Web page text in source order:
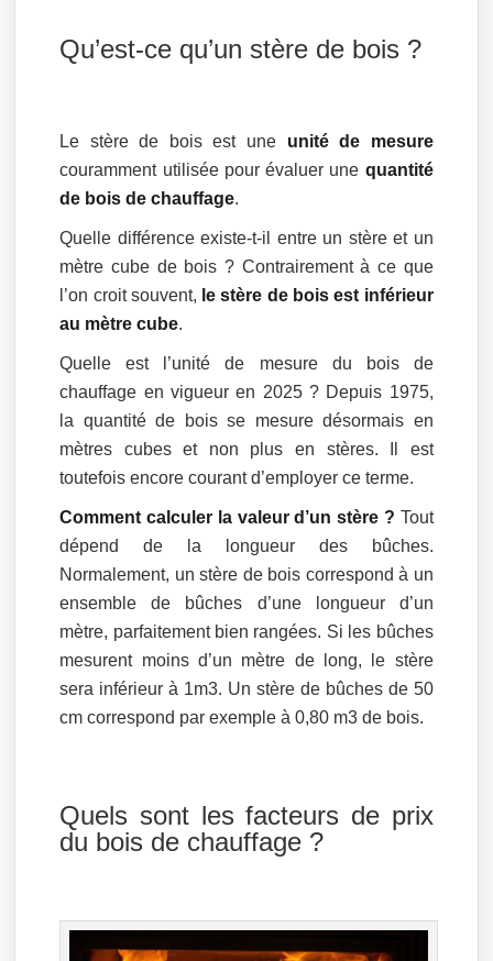
Qu’est-ce qu’un stère de bois ?
Le stère de bois est une unité de mesure
couramment utilisée pour évaluer une quantité
de bois de chauffage.
Quelle différence existe-t-il entre un stère et un
mètre cube de bois ? Contrairement à ce que
l’on croit souvent, le stère de bois est inférieur
au mètre cube.
Quelle est l’unité de mesure du bois de
chauffage en vigueur en 2025 ? Depuis 1975,
la quantité de bois se mesure désormais en
mètres cubes et non plus en stères. Il est
toutefois encore courant d’employer ce terme.
Comment calculer la valeur d’un stère ? Tout
dépend de la longueur des bûches.
Normalement, un stère de bois correspond à un
ensemble de bûches d’une longueur d’un
mètre, parfaitement bien rangées. Si les bûches
mesurent moins d’un mètre de long, le stère
sera inférieur à 1m3. Un stère de bûches de 50
cm correspond par exemple à 0,80 m3 de bois.
Quels sont les facteurs de prix
du bois de chauffage ?